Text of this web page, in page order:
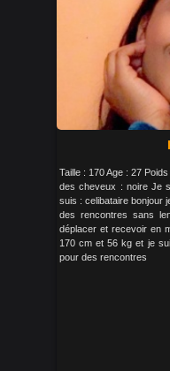
Taille : 170 Age : 27
des cheveux : noire Je
suis : celibataire bonjour
des rencontres sans
déplacer et recevoir en
170 cm et 56 kg et je
pour des rencontres